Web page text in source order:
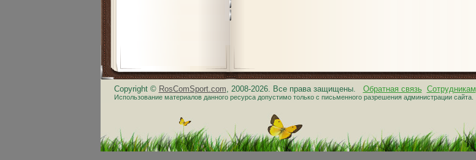
Copyright © RosComSport.com, 2008-2026. Все права защищены. Обратная связь Сотрудникам
Использование материалов данного ресурса допустимо только с письменного разрешения администрации сайта.